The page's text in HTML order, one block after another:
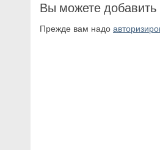
Вы можете добавить
Прежде вам надо